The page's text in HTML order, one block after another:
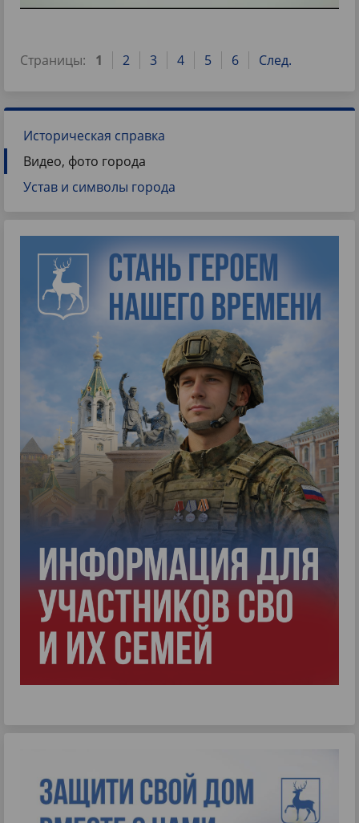
Страницы: 1 2 3 4 5 6 След.
Историческая справка
Видео, фото города
Устав и символы города